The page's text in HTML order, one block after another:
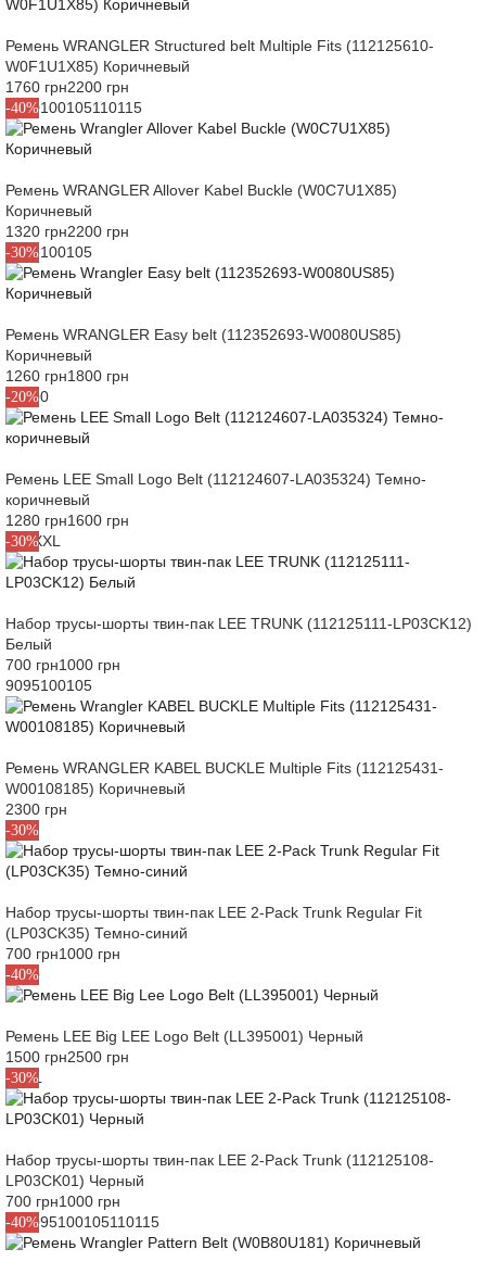
Ремень WRANGLER Structured belt Multiple Fits (112125610-
W0F1U1X85) Коричневый
1760 грн2200 грн
-40%
8590100105110115
Ремень WRANGLER Allover Kabel Buckle (W0C7U1X85)
Коричневый
1320 грн2200 грн
-30%
9095100105
Ремень WRANGLER Easy belt (112352693-W0080US85)
Коричневый
1260 грн1800 грн
-20%
85100
Ремень LEE Small Logo Belt (112124607-LA035324) Темно-
коричневый
1280 грн1600 грн
-30%
LXLXXL
Набор трусы-шорты твин-пак LEE TRUNK (112125111-LP03CK12)
Белый
700 грн1000 грн
9095100105
Ремень WRANGLER KABEL BUCKLE Multiple Fits (112125431-
W00108185) Коричневый
2300 грн
-30%
L
Набор трусы-шорты твин-пак LEE 2-Pack Trunk Regular Fit
(LP03CK35) Темно-синий
700 грн1000 грн
-40%
8590
Ремень LEE Big LEE Logo Belt (LL395001) Черный
1500 грн2500 грн
-30%
LXXL
Набор трусы-шорты твин-пак LEE 2-Pack Trunk (112125108-
LP03CK01) Черный
700 грн1000 грн
-40%
859095100105110115